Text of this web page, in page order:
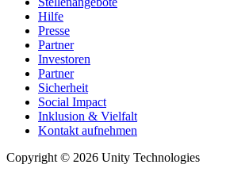
Hilfe
Presse
Partner
Investoren
Partner
Sicherheit
Social Impact
Inklusion & Vielfalt
Kontakt aufnehmen
Copyright © 2026 Unity Technologies